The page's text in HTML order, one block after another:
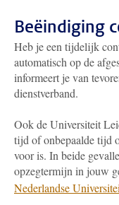
Beëindiging
Heb je een tijdelijk
automatisch op de
informeert je van
dienstverband.
Ook de Universiteit
tijd of onbepaalde tijd
voor is. In beide
opzegtermijn in jouw
Nederlandse